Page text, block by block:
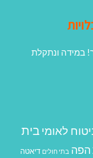
במידה ונתקלת
לאומי בית
הפה בתי חולים דיאטה